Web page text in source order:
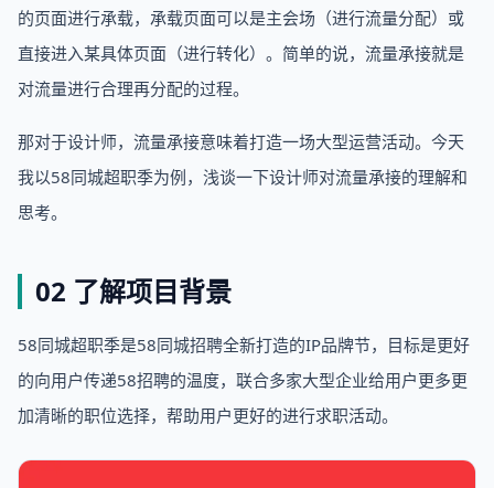
的页面进行承载，承载页面可以是主会场（进行流量分配）或
直接进入某具体页面（进行转化）。简单的说，流量承接就是
对流量进行合理再分配的过程。
那对于设计师，流量承接意味着打造一场大型运营活动。今天
我以58同城超职季为例，浅谈一下设计师对流量承接的理解和
思考。
02 了解项目背景
58同城超职季是58同城招聘全新打造的IP品牌节，目标是更好
的向用户传递58招聘的温度，联合多家大型企业给用户更多更
加清晰的职位选择，帮助用户更好的进行求职活动。